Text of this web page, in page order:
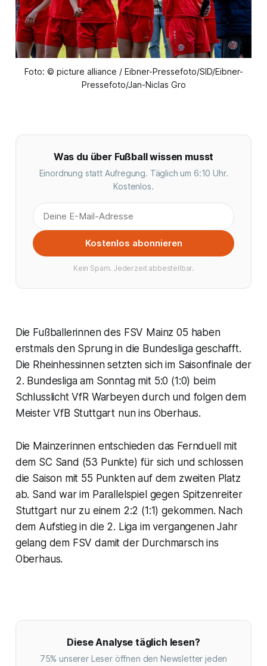
Foto: © picture alliance / Eibner-Pressefoto/SID/Eibner-
Pressefoto/Jan-Niclas Gro
Was du über Fußball wissen musst
Einordnung statt Aufregung. Täglich um 6:10 Uhr.
Kostenlos.
Kostenlos abonnieren
Kein Spam. Jederzeit abbestellbar.
Die Fußballerinnen des FSV Mainz 05 haben
erstmals den Sprung in die Bundesliga geschafft.
Die Rheinhessinnen setzten sich im Saisonfinale der
2. Bundesliga am Sonntag mit 5:0 (1:0) beim
Schlusslicht VfR Warbeyen durch und folgen dem
Meister VfB Stuttgart nun ins Oberhaus.
Die Mainzerinnen entschieden das Fernduell mit
dem SC Sand (53 Punkte) für sich und schlossen
die Saison mit 55 Punkten auf dem zweiten Platz
ab. Sand war im Parallelspiel gegen Spitzenreiter
Stuttgart nur zu einem 2:2 (1:1) gekommen. Nach
dem Aufstieg in die 2. Liga im vergangenen Jahr
gelang dem FSV damit der Durchmarsch ins
Oberhaus.
Diese Analyse täglich lesen?
75% unserer Leser öffnen den Newsletter jeden